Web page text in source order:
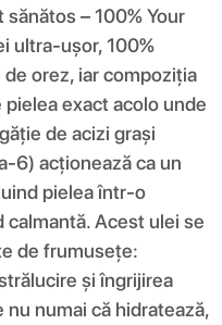
– 100% Your
ultra-ușor, 100%
orez, iar compoziția
exact acolo unde
de acizi grași
6) acționează ca un
pielea într-o
Acest ulei se
de frumusețe:
și îngrijirea
numai că hidratează,